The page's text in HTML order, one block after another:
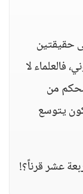
حقيقتين
فالعلماء لا
من
يتوسع
عشر قرناً؟!